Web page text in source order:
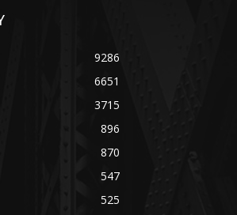
9286
6651
3715
896
870
547
525